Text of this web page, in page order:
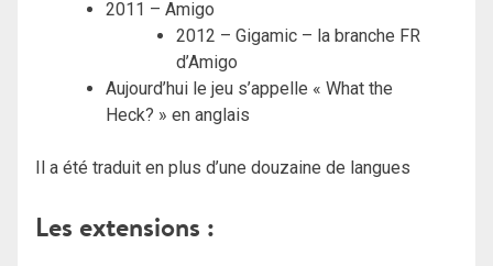
2011 – Amigo
2012 – Gigamic – la branche FR
d’Amigo
Aujourd’hui le jeu s’appelle « What the
Heck? » en anglais
Il a été traduit en plus d’une douzaine de langues
Les extensions :